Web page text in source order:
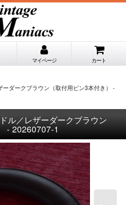
マイページ カート
ダークブラウン（取付用ピン3本付き） -
ル／レザーダークブラウン
- 20260707-1